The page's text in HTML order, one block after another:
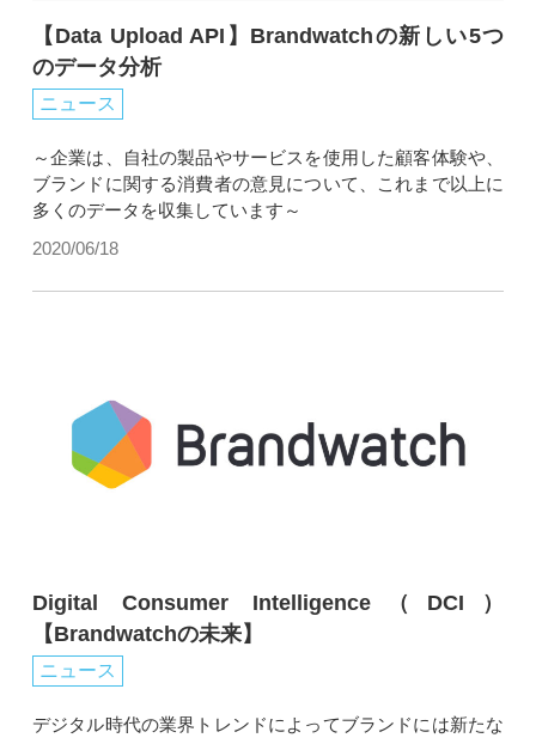
【Data Upload API】Brandwatchの新しい5つ
のデータ分析
ニュース
～企業は、自社の製品やサービスを使用した顧客体験や、
ブランドに関する消費者の意見について、これまで以上に
多くのデータを収集しています～
2020/06/18
Digital Consumer Intelligence（DCI）
【Brandwatchの未来】
ニュース
デジタル時代の業界トレンドによってブランドには新たな